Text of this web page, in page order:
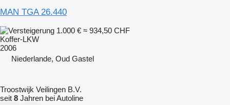
MAN TGA 26.440
1.000 € ≈ 934,50 CHF
Koffer-LKW
2006
Niederlande, Oud Gastel
Troostwijk Veilingen B.V.
seit 8 Jahren bei Autoline